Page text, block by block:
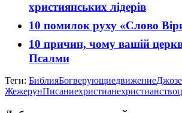
християнських лідерів
10 помилок руху «Слово
10 причин, чому вашій
Псалми
Теги: БиблияБогверующиедвижение
ЖежерунПисаниехристианехристианство